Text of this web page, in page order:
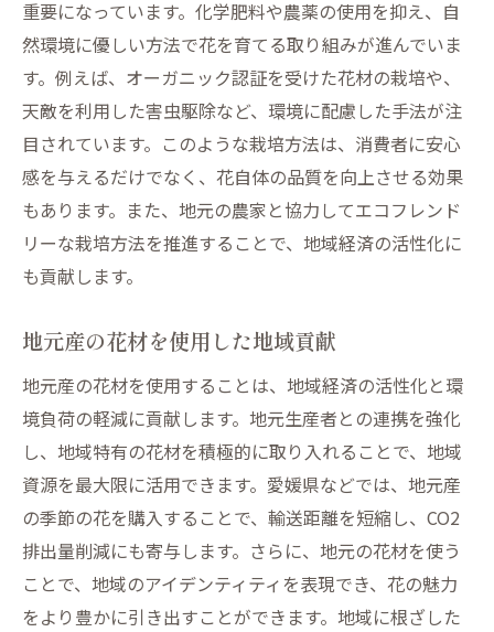
重要になっています。化学肥料や農薬の使用を抑え、自
然環境に優しい方法で花を育てる取り組みが進んでいま
す。例えば、オーガニック認証を受けた花材の栽培や、
天敵を利用した害虫駆除など、環境に配慮した手法が注
目されています。このような栽培方法は、消費者に安心
感を与えるだけでなく、花自体の品質を向上させる効果
もあります。また、地元の農家と協力してエコフレンド
リーな栽培方法を推進することで、地域経済の活性化に
も貢献します。
地元産の花材を使用した地域貢献
地元産の花材を使用することは、地域経済の活性化と環
境負荷の軽減に貢献します。地元生産者との連携を強化
し、地域特有の花材を積極的に取り入れることで、地域
資源を最大限に活用できます。愛媛県などでは、地元産
の季節の花を購入することで、輸送距離を短縮し、CO2
排出量削減にも寄与します。さらに、地元の花材を使う
ことで、地域のアイデンティティを表現でき、花の魅力
をより豊かに引き出すことができます。地域に根ざした